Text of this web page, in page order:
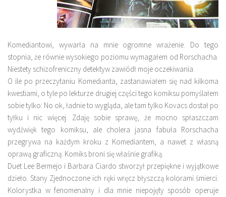
Komediantowi, wywarła na mnie ogromne wrażenie. Do tego
stopnia, że równie wysokiego poziomu wymagałem od Rorschacha.
Niestety schizofreniczny detektyw zawiódł moje oczekiwania.
O ile po przeczytaniu Komedianta, zastanawiałem się nad kilkoma
kwestiami, o tyle po lekturze drugiej części tego komiksu pomyślałem
sobie tylko: No ok, ładnie to wygląda, ale tam tylko Kovacs dostał po
tyłku i nic więcej. Zdaję sobie sprawę, że mocno spłaszczam
wydźwięk tego komiksu, ale cholera jasna fabuła Rorschacha
przegrywa na każdym kroku z Komediantem, a nawet z własną
oprawą graficzną. Komiks broni się właśnie grafiką.
Duet Lee Bermejo i Barbara Ciardo stworzył przepiękne i wyjątkowe
dzieło. Stany Zjednoczone ich ręki wręcz błyszczą kolorami śmierci.
Kolorystka w fenomenalny i dla mnie niepojęty sposób operuje